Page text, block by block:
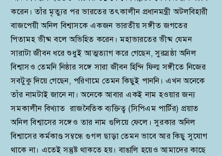
করেন। তাঁর মৃত্যুর পর ভারতের তৎকালীন প্রধানমন্ত্রী অটলবিহারী
বাজপেয়ী অনিল বিশ্বাসকে একজন ভারতীয় সঙ্গীত জগতের
পিতামহ ভীষ্ম বলে অভিহিত করেন। মহাভারতের ভীষ্ম যেমন
সারাটা জীবন ধরে শুধুই আত্মত্যাগ করে গেছেন, সুরস্রষ্ঠা অনিল
বিশ্বাসও তেমনি নিষ্ঠার সঙ্গে সারা জীবন হিন্দি ফিল্ম সঙ্গীতে নিজের
সবটুকু দিয়ে গেছেন, পরিণামে তেমন কিছুই পাননি। এখন অনেকে
তাঁর নামটাই জানে না। অনেকে আবার একই নাম হওয়ার জন্য
সমকালীন বিখ্যাত রাজনৈতিক ব্যক্তিত্ব (সিপিএম পার্টির) প্র‍য়াত
অনিল বিশ্বাসের সঙ্গেও তার নাম গুলিয়ে ফেলে। সুরকার অনিল
বিশ্বাসের কর্মকাণ্ড সম্বন্ধে গুগল ছাড়া তেমন ভাবে আর কিছু সুযোগ
থাকে না। এতেই সন্তুষ্ট থাকতে হয়। বাঙালি হয়েও আমাদের কাছে